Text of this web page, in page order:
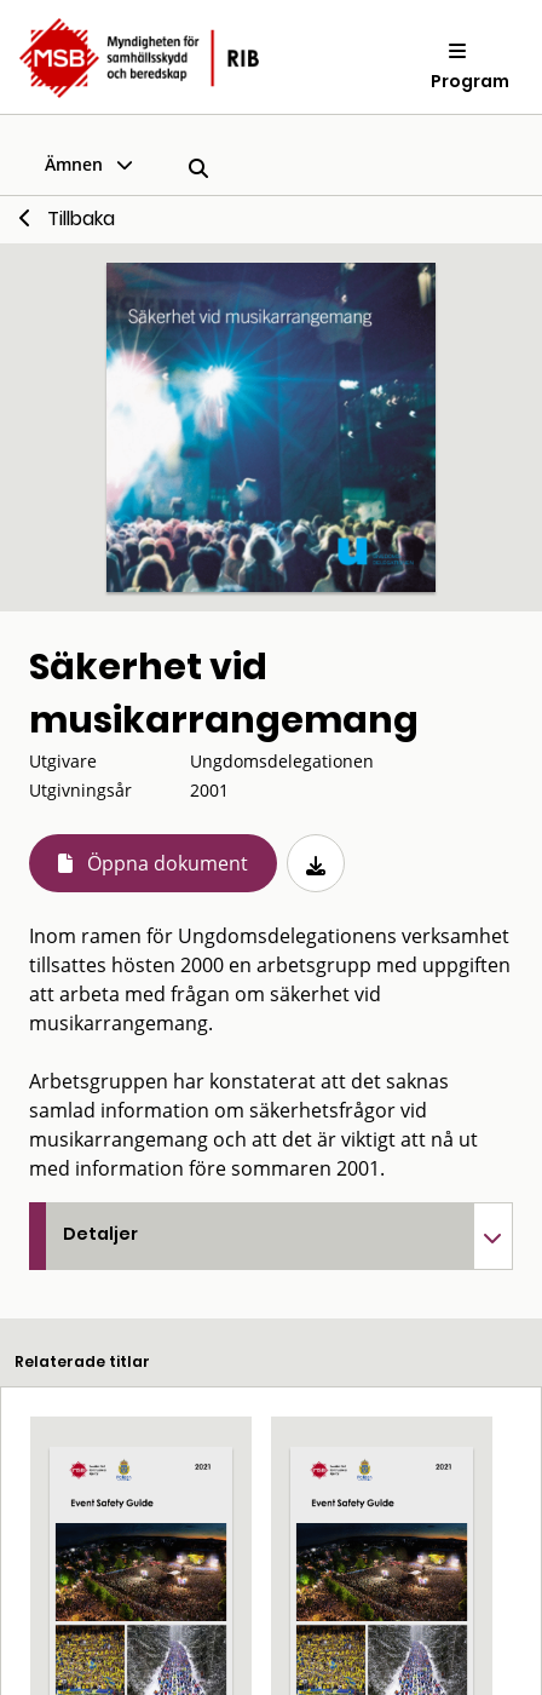
Program
Ämnen
Tillbaka
Säkerhet vid
musikarrangemang
Utgivare
Ungdomsdelegationen
Utgivningsår
2001
Öppna dokument
Inom ramen för Ungdomsdelegationens verksamhet
tillsattes hösten 2000 en arbetsgrupp med uppgiften
att arbeta med frågan om säkerhet vid
musikarrangemang.
Arbetsgruppen har konstaterat att det saknas
samlad information om säkerhetsfrågor vid
musikarrangemang och att det är viktigt att nå ut
med information före sommaren 2001.
Detaljer
Relaterade titlar